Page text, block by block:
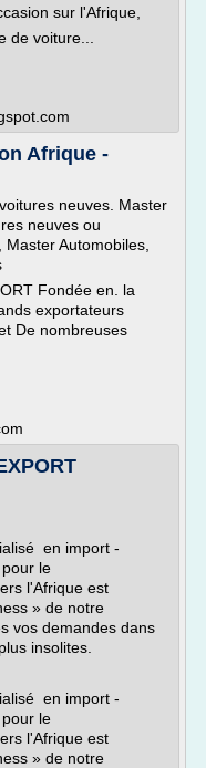
sur l'Afrique,
de voiture...
Afrique -
neuves. Master
neuves ou
Automobiles,
Fondée en. la
exportateurs
De nombreuses
en import -
le
l'Afrique est
» de notre
vos demandes dans
insolites.
en import -
le
l'Afrique est
» de notre